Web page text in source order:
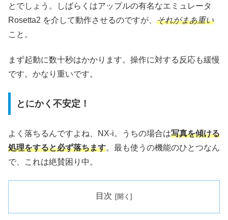
とでしょう。しばらくはアップルの有名なエミュレータ
Rosetta2 を介して動作させるのですが、 それがまあ重い
こと。
まず起動に数十秒はかかります。操作に対する反応も緩慢
です。かなり重いです。
とにかく不安定！
よく落ちるんですよね、NX-i。うちの場合は写真を傾ける
処理をすると必ず落ちます。最も使うの機能のひとつなん
で、これは絶賛困り中。
目次